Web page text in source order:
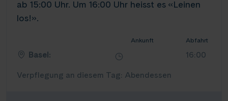
ab 15:00 Uhr. Um 16:00 Uhr heisst es «Leinen
los!».
Ankunft Abfahrt
Basel: 16:00
Verpflegung an diesem Tag: Abendessen